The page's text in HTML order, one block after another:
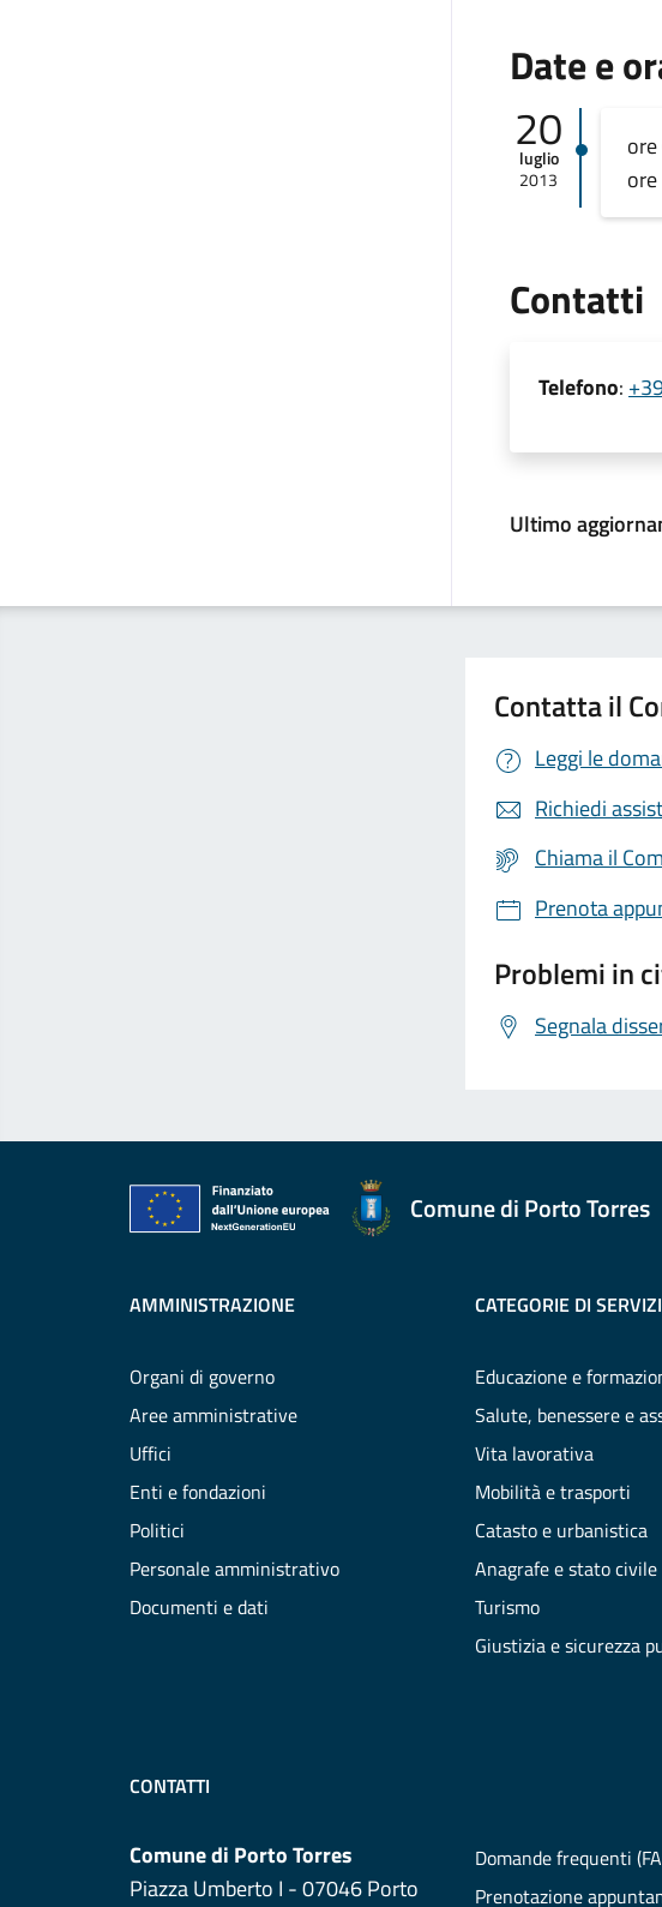
Date e
20
luglio
2013
Contatti
Telefono:
Ultimo
Contatta il
Leggi le
Richiedi
Chiama il
Prenota
Problemi in
Segnala
Comune di Porto Torres
AMMINISTRAZIONE
Organi di governo
Aree amministrative
Uffici
Enti e fondazioni
Politici
Personale amministrativo
Documenti e dati
CATEGORIE DI
Educazione e
Salute, benessere e
Vita lavorativa
Mobilità e trasporti
Catasto e urbanistica
Anagrafe e stato civile
Turismo
Giustizia e sicurezza
CONTATTI
Comune di Porto Torres
Piazza Umberto I - 07046 Porto
Domande frequenti
Prenotazione